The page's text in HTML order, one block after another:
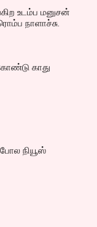
உடம்ப மனுசன்
நாளாச்சு.
காது
போல நியூஸ்